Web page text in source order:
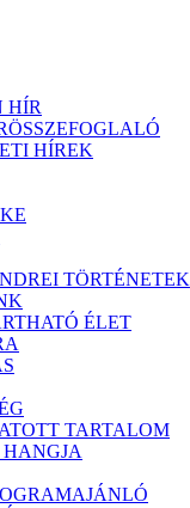
HÍR
HÍREK
TÖRTÉNETEK
ÉLET
TARTALOM
HANGJA